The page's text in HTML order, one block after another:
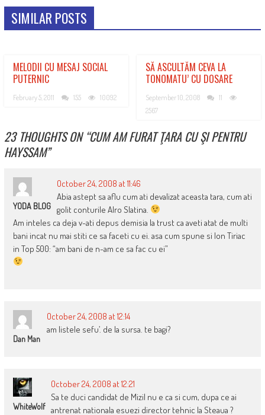
SIMILAR POSTS
MELODII CU MESAJ SOCIAL
PUTERNIC
February 5, 2011 155 10092
SĂ ASCULTĂM CEVA LA
TONOMATU’ CU DOSARE
September 10, 2008
11
2567
23 THOUGHTS ON “CUM AM FURAT ŢARA CU ŞI PENTRU
HAYSSAM”
YODA BLOG
October 24, 2008 at 11:46
Abia astept sa aflu cum ati devalizat aceasta tara, cum ati
golit conturile Alro Slatina.
Am inteles ca deja v-ati depus demisia la trust ca aveti atat de multi
bani incat nu mai stiti ce sa faceti cu ei. asa cum spune si Ion Tiriac
in Top 500: “am bani de n-am ce sa fac cu ei”
Dan Man
October 24, 2008 at 12:14
am listele sefu’. de la sursa. te bagi?
WhiteWolf
October 24, 2008 at 12:21
Sa te duci candidat de Mizil nu e ca si cum, dupa ce ai
antrenat nationala esuezi director tehnic la Steaua ?